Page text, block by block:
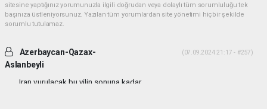
sitesine yaptığınız yorumunuzla ilgili doğrudan veya dolaylı tüm sorumluluğu tek
başınıza üstleniyorsunuz. Yazılan tüm yorumlardan site yönetimi hiçbir şekilde
sorumlu tutulamaz.
Azerbaycan-Qazax-
Aslanbeyli
(07.09.2024 21:17 - #257)
Iran vurulacak bu yilin sonuna kadar...